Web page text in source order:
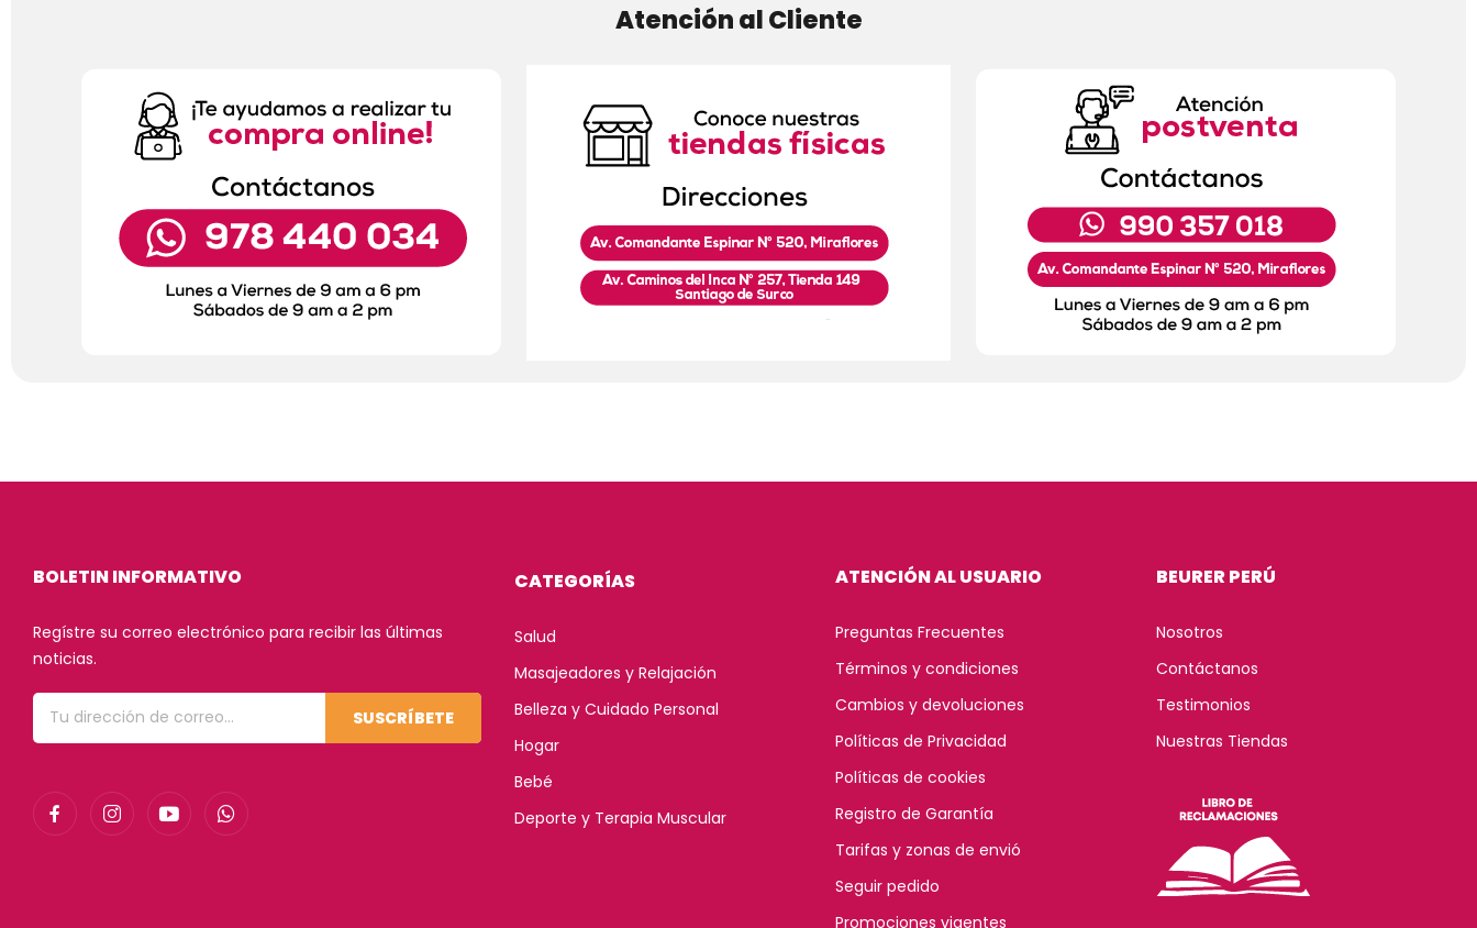
Atención al Cliente
BOLETIN INFORMATIVO
Regístre su correo electrónico para recibir las últimas
noticias.
SUSCRÍBETE
CATEGORÍAS
Salud
Masajeadores y Relajación
Belleza y Cuidado Personal
Hogar
Bebé
Deporte y Terapia Muscular
ATENCIÓN AL USUARIO
Preguntas Frecuentes
Términos y condiciones
Cambios y devoluciones
Políticas de Privacidad
Políticas de cookies
Registro de Garantía
Tarifas y zonas de envió
Seguir pedido
Promociones vigentes
BEURER PERÚ
Nosotros
Contáctanos
Testimonios
Nuestras Tiendas